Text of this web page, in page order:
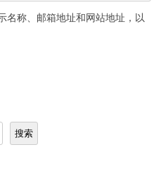
名称、邮箱地址和网站地址，以
搜索